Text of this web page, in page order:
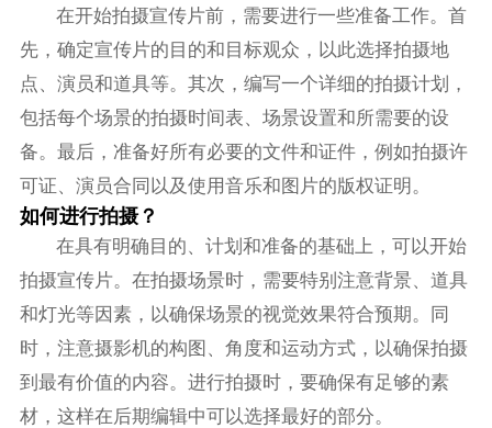
在开始拍摄宣传片前，需要进行一些准备工作。首
先，确定宣传片的目的和目标观众，以此选择拍摄地
点、演员和道具等。其次，编写一个详细的拍摄计划，
包括每个场景的拍摄时间表、场景设置和所需要的设
备。最后，准备好所有必要的文件和证件，例如拍摄许
可证、演员合同以及使用音乐和图片的版权证明。
如何进行拍摄？
在具有明确目的、计划和准备的基础上，可以开始
拍摄宣传片。在拍摄场景时，需要特别注意背景、道具
和灯光等因素，以确保场景的视觉效果符合预期。同
时，注意摄影机的构图、角度和运动方式，以确保拍摄
到最有价值的内容。进行拍摄时，要确保有足够的素
材，这样在后期编辑中可以选择最好的部分。